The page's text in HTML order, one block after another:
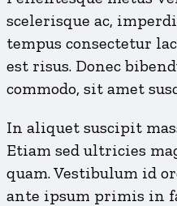
scelerisque ac,
tempus consectetur
est risus. Donec
commodo, sit amet
In aliquet suscipit
Etiam sed ultricies
quam. Vestibulum id
ante ipsum primis in